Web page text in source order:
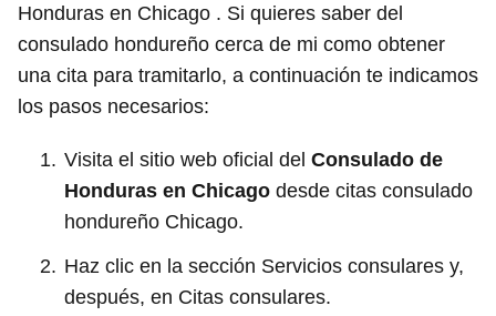
Honduras en Chicago . Si quieres saber del
consulado hondureño cerca de mi como obtener
una cita para tramitarlo, a continuación te indicamos
los pasos necesarios:
Visita el sitio web oficial del Consulado de
Honduras en Chicago desde citas consulado
hondureño Chicago.
Haz clic en la sección Servicios consulares y,
después, en Citas consulares.